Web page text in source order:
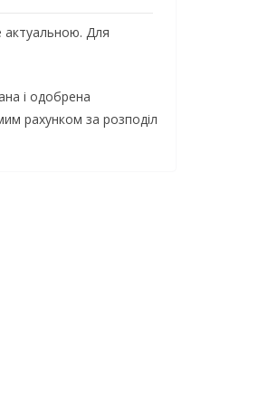
актуальною. Для
і одобрена
рахунком за розподіл